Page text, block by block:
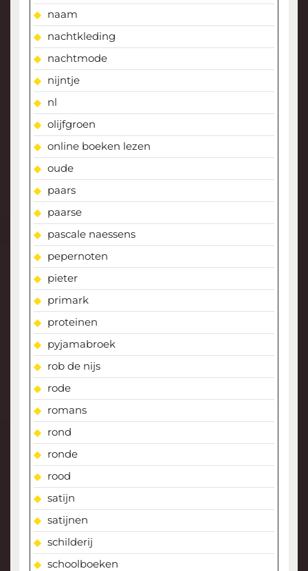
naam
nachtkleding
nachtmode
nijntje
nl
olijfgroen
online boeken lezen
oude
paars
paarse
pascale naessens
pepernoten
pieter
primark
proteinen
pyjamabroek
rob de nijs
rode
romans
rond
ronde
rood
satijn
satijnen
schilderij
schoolboeken